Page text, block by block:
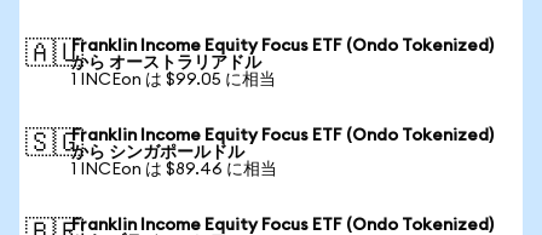
🇦🇺Franklin Income Equity Focus ETF (Ondo Tokenized)
から オーストラリアドル
1 INCEon は $99.05 に相当
🇸🇬Franklin Income Equity Focus ETF (Ondo Tokenized)
から シンガポールドル
1 INCEon は $89.46 に相当
Franklin Income Equity Focus ETF (Ondo Tokenized)